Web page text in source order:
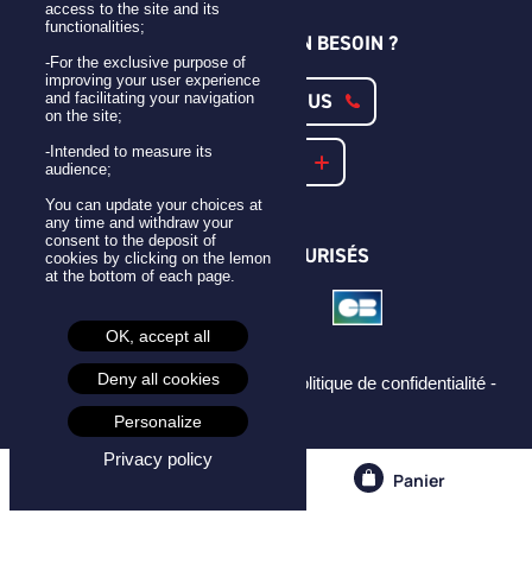
Panier
UNE QUESTION ? UN BESOIN ?
CONTACTEZ-NOUS
NOTRE FAQ
PAIEMENTS SÉCURISÉS
Mentions légales -CGU - CGV -
Politique de confidentialité -
Cookies -
access to the site and its
functionalities;
-For the exclusive purpose of
improving your user experience
and facilitating your navigation
on the site;
-Intended to measure its
audience;
You can update your choices at
any time and withdraw your
consent to the deposit of
cookies by clicking on the lemon
at the bottom of each page.
OK, accept all
Deny all cookies
Personalize
Privacy policy